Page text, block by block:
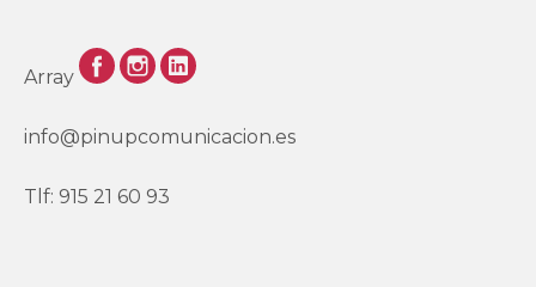
Array
info@pinupcomunicacion.es
Tlf: 915 21 60 93